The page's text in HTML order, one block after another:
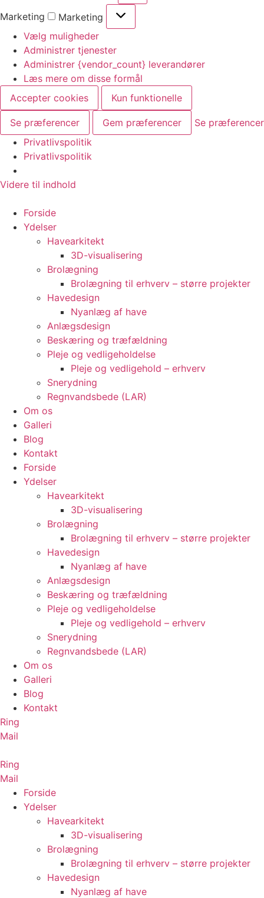
Marketing
Marketing
Vælg muligheder
Administrer tjenester
Administrer {vendor_count} leverandører
Læs mere om disse formål
Accepter cookies
Kun funktionelle
Se præferencer Gem præferencer
Se præferencer
Privatlivspolitik
Privatlivspolitik
Videre til indhold
Forside
Ydelser
Havearkitekt
3D-visualisering
Brolægning
Brolægning til erhverv – større projekter
Havedesign
Nyanlæg af have
Anlægsdesign
Beskæring og træfældning
Pleje og vedligeholdelse
Pleje og vedligehold – erhverv
Snerydning
Regnvandsbede (LAR)
Om os
Galleri
Blog
Kontakt
Forside
Ydelser
Havearkitekt
3D-visualisering
Brolægning
Brolægning til erhverv – større projekter
Havedesign
Nyanlæg af have
Anlægsdesign
Beskæring og træfældning
Pleje og vedligeholdelse
Pleje og vedligehold – erhverv
Snerydning
Regnvandsbede (LAR)
Om os
Galleri
Blog
Kontakt
Ring
Mail
Ring
Mail
Forside
Ydelser
Havearkitekt
3D-visualisering
Brolægning
Brolægning til erhverv – større projekter
Havedesign
Nyanlæg af have